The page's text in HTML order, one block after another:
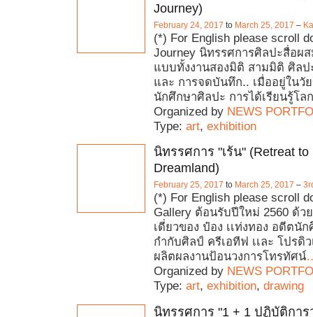
Journey)
February 24, 2017 to March 25, 2017 –
(*) For English please scroll
Journey นิทรรศการศิลปะสื่อผ
แบบทั้งงานสองมิติ สามมิติ ศิลป
และ การจดบันทึก.. เมื่ออยู่ในวั
นักศึกษาศิลปะ การได้เรียนรู้โลก
Organized by NEWS
Type: art, exhibition
นิทรรศการ "เร้น" (Retreat to
Dreamland)
February 25, 2017 to March 25, 2017 –
(*) For English please scroll
Gallery ต้อนรับปีใหม่ 2560 ด้ว
เดี่ยวของ ป๋อง เเท่งทอง อดีตนั
กำกับศิลป์ ครีเอทีฟ เเละ โปรดิ
ผลิตผลงานป้อนวงการโทรทัศน์
Organized by NEWS
Type: art, exhibition, drawing
นิทรรศการ "1 + 1 ปฏิบัติการ